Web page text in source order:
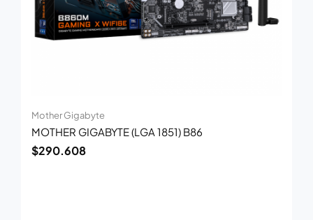
Mother Gigabyte
MOTHER GIGABYTE (LGA 1851) B86
$290.608